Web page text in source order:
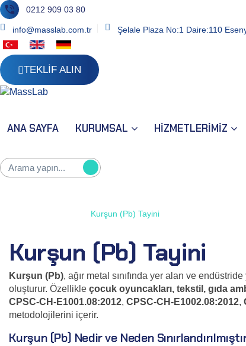
0212 909 03 80
info@masslab.com.tr Şelale Plaza No:1 Daire:110
TEKLİF ALIN
ANA SAYFA KURUMSAL HİZMETLERİMİZ
Kurşun (Pb) Tayini
Kurşun (Pb) Tayini
Kurşun (Pb), ağır metal sınıfında yer alan ve
oluşturur. Özellikle çocuk oyuncakları, tekstil, gıda
CPSC-CH-E1001.08:2012, CPSC-CH-E1002.08:2012,
metodolojilerini içerir.
Kurşun (Pb) Nedir ve Neden